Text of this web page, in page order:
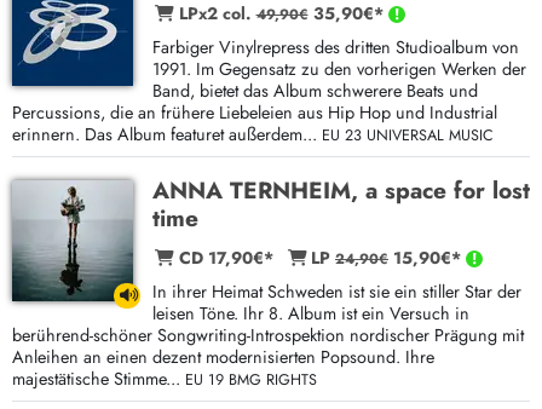
LPx2 col.49,90€35,90€*
Farbiger Vinylrepress des dritten Studioalbum von
1991. Im Gegensatz zu den vorherigen Werken der
Band, bietet das Album schwerere Beats und
Percussions, die an frühere Liebeleien aus Hip Hop und Industrial
erinnern. Das Album featuret außerdem... EU 23 UNIVERSAL MUSIC
ANNA TERNHEIM, a space for lost
time
CD 17,90€* LP 24,90€ 15,90€*
In ihrer Heimat Schweden ist sie ein stiller Star der
leisen Töne. Ihr 8. Album ist ein Versuch in
berührend-schöner Songwriting-Introspektion nordischer Prägung mit
Anleihen an einen dezent modernisierten Popsound. Ihre
majestätische Stimme... EU 19 BMG RIGHTS